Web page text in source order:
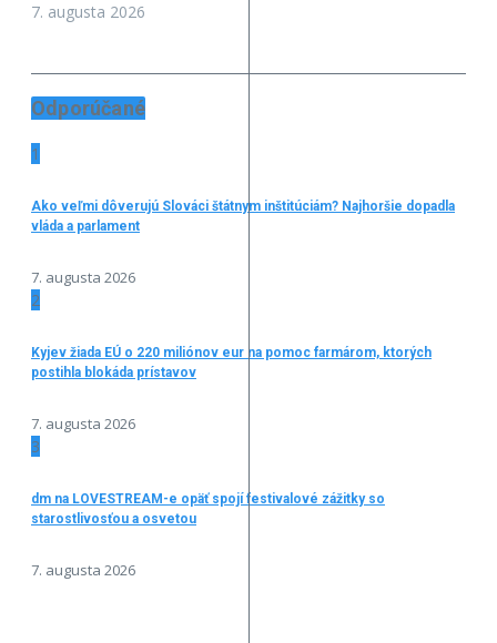
7. augusta 2026
Odporúčané
1
Ako veľmi dôverujú Slováci štátnym inštitúciám? Najhoršie dopadla
vláda a parlament
7. augusta 2026
2
Kyjev žiada EÚ o 220 miliónov eur na pomoc farmárom, ktorých
postihla blokáda prístavov
7. augusta 2026
3
dm na LOVESTREAM-e opäť spojí festivalové zážitky so
starostlivosťou a osvetou
7. augusta 2026